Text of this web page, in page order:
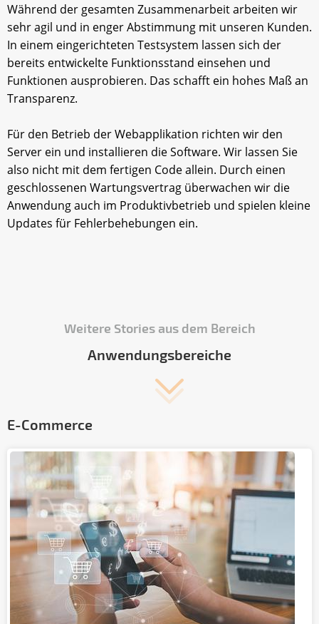
Während der gesamten Zusammenarbeit arbeiten wir
sehr agil und in enger Abstimmung mit unseren Kunden.
In einem eingerichteten Testsystem lassen sich der
bereits entwickelte Funktionsstand einsehen und
Funktionen ausprobieren. Das schafft ein hohes Maß an
Transparenz.
Für den Betrieb der Webapplikation richten wir den
Server ein und installieren die Software. Wir lassen Sie
also nicht mit dem fertigen Code allein. Durch einen
geschlossenen Wartungsvertrag überwachen wir die
Anwendung auch im Produktivbetrieb und spielen kleine
Updates für Fehlerbehebungen ein.
Weitere Stories aus dem Bereich
Anwendungsbereiche
E-Commerce